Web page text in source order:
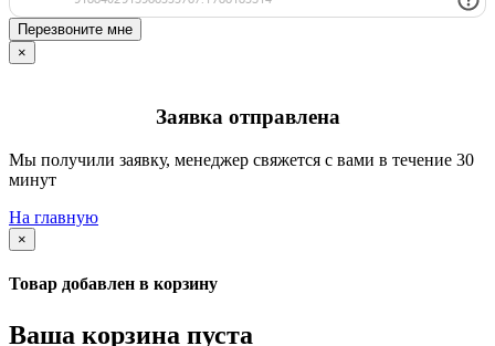
Перезвоните мне
×
Заявка отправлена
Мы получили заявку, менеджер свяжется с вами в течение 30
минут
На главную
×
Товар добавлен в корзину
Ваша корзина пуста